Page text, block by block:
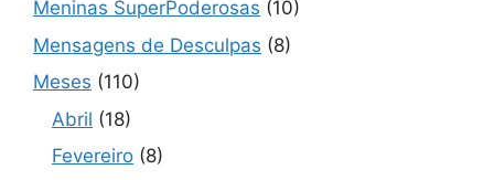
Meninas SuperPoderosas (10)
Mensagens de Desculpas (8)
Meses (110)
Abril (18)
Fevereiro (8)